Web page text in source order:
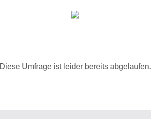
Diese Umfrage ist leider bereits abgelaufen.